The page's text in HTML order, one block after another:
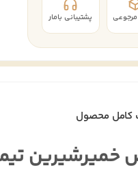
پشتیبانی بامار
کامل محصول
خمیرشیرین